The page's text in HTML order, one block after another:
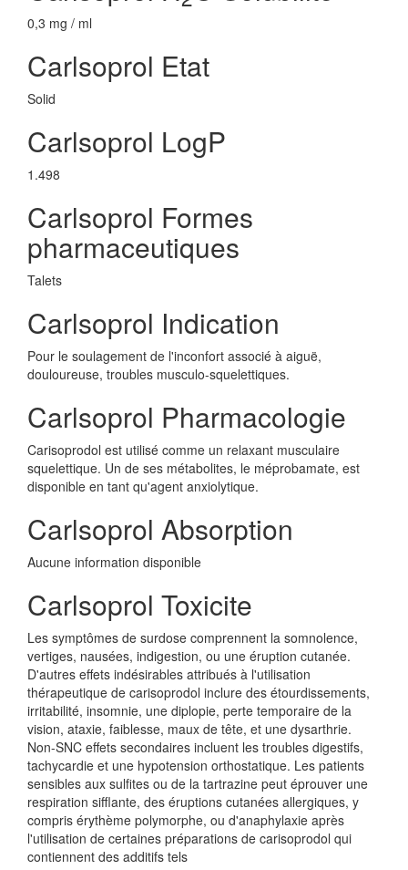
0,3 mg / ml
Carlsoprol Etat
Solid
Carlsoprol LogP
1.498
Carlsoprol Formes
pharmaceutiques
Talets
Carlsoprol Indication
Pour le soulagement de l'inconfort associé à aiguë,
douloureuse, troubles musculo-squelettiques.
Carlsoprol Pharmacologie
Carisoprodol est utilisé comme un relaxant musculaire
squelettique. Un de ses métabolites, le méprobamate, est
disponible en tant qu'agent anxiolytique.
Carlsoprol Absorption
Aucune information disponible
Carlsoprol Toxicite
Les symptômes de surdose comprennent la somnolence,
vertiges, nausées, indigestion, ou une éruption cutanée.
D'autres effets indésirables attribués à l'utilisation
thérapeutique de carisoprodol inclure des étourdissements,
irritabilité, insomnie, une diplopie, perte temporaire de la
vision, ataxie, faiblesse, maux de tête, et une dysarthrie.
Non-SNC effets secondaires incluent les troubles digestifs,
tachycardie et une hypotension orthostatique. Les patients
sensibles aux sulfites ou de la tartrazine peut éprouver une
respiration sifflante, des éruptions cutanées allergiques, y
compris érythème polymorphe, ou d'anaphylaxie après
l'utilisation de certaines préparations de carisoprodol qui
contiennent des additifs tels